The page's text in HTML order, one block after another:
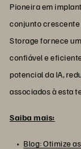
Pioneira em
conjunto crescente
Storage fornece
confiável e
potencial da IA,
associados à esta
Saiba mais:
Blog: Otimize